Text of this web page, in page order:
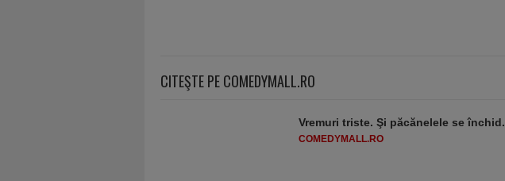
CITEŞTE PE COMEDYMALL.RO
Vremuri triste. Şi păcănelele se închid.
COMEDYMALL.RO